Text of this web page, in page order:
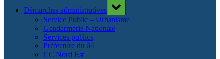
Démarches administratives
Toggle
sub-
menu
Service Public – Urbanisme
Gendarmerie Nationale
Services publics
Préfecture du 64
CC Nord Est